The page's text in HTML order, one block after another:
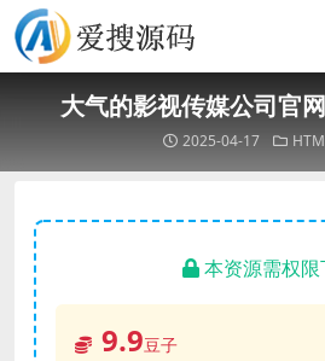
大气的影视传媒公司官
2025-04-17
本资源需权限
9.9豆子